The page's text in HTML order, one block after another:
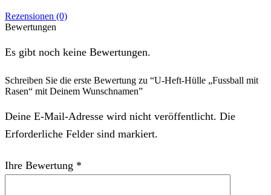
Rezensionen (0)
Bewertungen
Es gibt noch keine Bewertungen.
Schreiben Sie die erste Bewertung zu “U-Heft-Hülle „Fussball mit
Rasen“ mit Deinem Wunschnamen”
Deine E-Mail-Adresse wird nicht veröffentlicht. Die
Erforderliche Felder sind markiert.
Ihre Bewertung *